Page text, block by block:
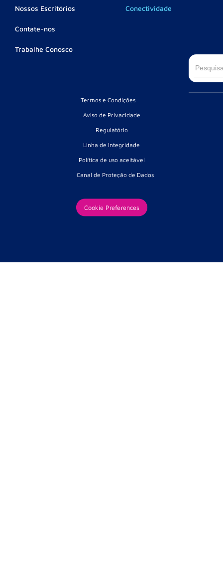
Nossos Escritórios
Contate-nos
Trabalhe Conosco
Conectividade
for:
Termos e Condições
Aviso de Privacidade
Regulatório
Linha de Integridade
Política de uso aceitável
Canal de Proteção de Dados
Your Privacy Rights